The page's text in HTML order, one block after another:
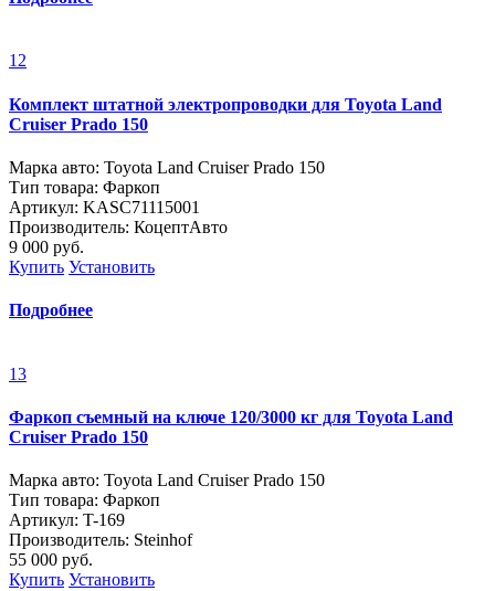
12
Комплект штатной электропроводки для Toyota Land
Cruiser Prado 150
Марка авто: Toyota Land Cruiser Prado 150
Тип товара: Фаркоп
Артикул: KASC71115001
Производитель: КоцептАвто
9 000 руб.
Купить Установить
Подробнее
13
Фаркоп съемный на ключе 120/3000 кг для Toyota Land
Cruiser Prado 150
Марка авто: Toyota Land Cruiser Prado 150
Тип товара: Фаркоп
Артикул: T-169
Производитель: Steinhof
55 000 руб.
Купить Установить